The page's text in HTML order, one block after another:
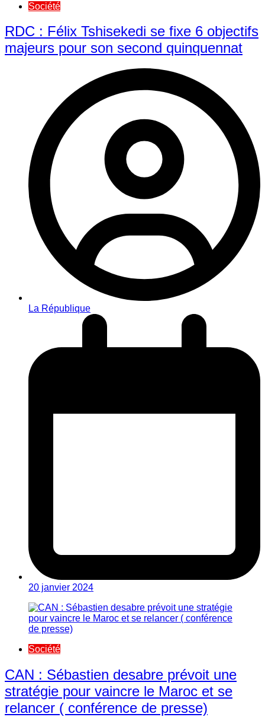
Société
RDC : Félix Tshisekedi se fixe 6 objectifs
majeurs pour son second quinquennat
La République
20 janvier 2024
Société
CAN : Sébastien desabre prévoit une
stratégie pour vaincre le Maroc et se
relancer ( conférence de presse)